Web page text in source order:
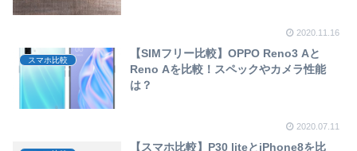
2020.11.16
スマホ比較
【SIMフリー比較】OPPO Reno3 Aと
Reno Aを比較！スペックやカメラ性能
は？
2020.07.11
【スマホ比較】P30 liteとiPhone8を比